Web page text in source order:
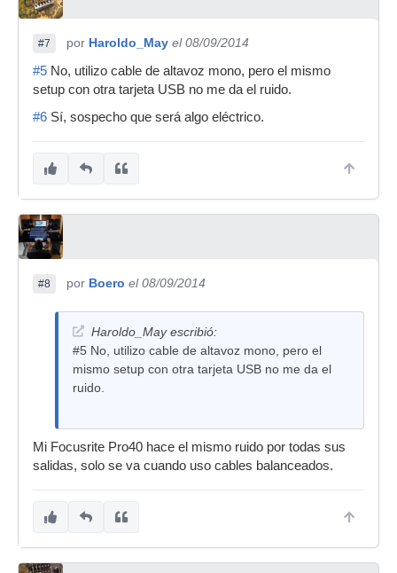
#7 por Haroldo_May el 08/09/2014
#5 No, utilizo cable de altavoz mono, pero el mismo
setup con otra tarjeta USB no me da el ruido.
#6 Sí, sospecho que será algo eléctrico.
#8 por Boero el 08/09/2014
Haroldo_May escribió:
#5 No, utilizo cable de altavoz mono, pero el
mismo setup con otra tarjeta USB no me da el
ruido.
Mi Focusrite Pro40 hace el mismo ruido por todas sus
salidas, solo se va cuando uso cables balanceados.